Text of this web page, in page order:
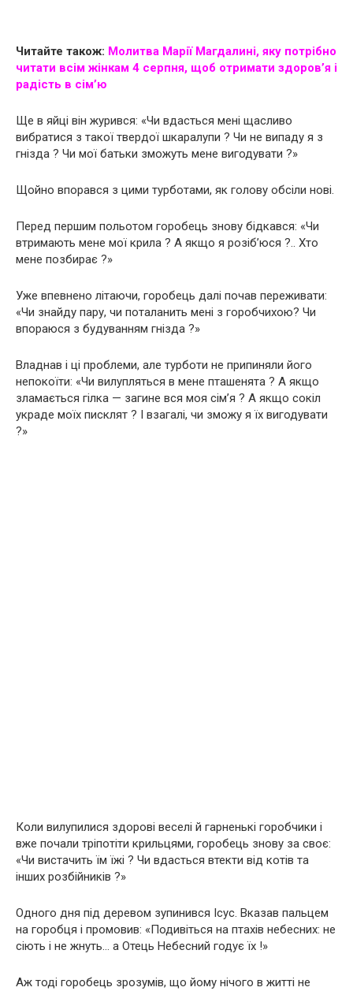
Читайте також: Молитва Марії Магдалині, яку потрібно
читати всім жінкам 4 серпня, щоб отримати здоров’я і
радість в сім’ю
Ще в яйці він журився: «Чи вдасться мені щасливо
вибратися з такої твердої шкаралупи ? Чи не випаду я з
гнізда ? Чи мої батьки зможуть мене вигодувати ?»
Щойно впорався з цими турботами, як голову обсіли нові.
Перед першим польотом горобець знову бідкався: «Чи
втримають мене мої крила ? А якщо я розіб’юся ?.. Хто
мене позбирає ?»
Уже впевнено літаючи, горобець далі почав переживати:
«Чи знайду пару, чи поталанить мені з горобчихою? Чи
впораюся з будуванням гнізда ?»
Владнав і ці проблеми, але турботи не припиняли його
непокоїти: «Чи вилупляться в мене пташенята ? А якщо
зламається гілка — загине вся моя сім’я ? А якщо сокіл
украде моїх писклят ? І взагалі, чи зможу я їх вигодувати
?»
Коли вилупилися здорові веселі й гарненькі горобчики і
вже почали тріпотіти крильцями, горобець знову за своє:
«Чи вистачить їм їжі ? Чи вдасться втекти від котів та
інших розбійників ?»
Одного дня під деревом зупинився Ісус. Вказав пальцем
на горобця і промовив: «Подивіться на птахів небесних: не
сіють і не жнуть… а Отець Небесний годує їх !»
Аж тоді горобець зрозумів, що йому нічого в житті не